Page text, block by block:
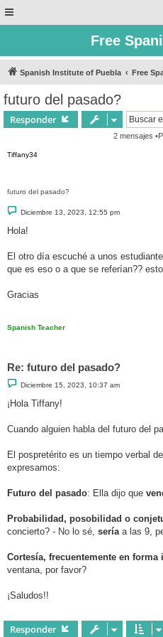
Free
Spanish Institute of Puebla Free
futuro del pasado?
Responder
2 mensajes
Tiffany34
futuro del pasado?
M
e
n
s
e
Diciembre 13, 2023, 12:55 pm
Hola!
El otro día escuché a unos
que es eso o a que se referían??
Gracias
Spanish Teacher
Re: futuro del pasado?
M
e
n
s
e
Diciembre 15, 2023, 10:37 am
¡Hola Tiffany!
Cuando alguien habla del futuro del
El pospretérito es un tiempo verbal
expresamos:
Futuro del pasado: Ella dijo que
Probabilidad, posobilidad o
concierto? - No lo sé, seríaa las 9,
Cortesía, frecuentemente en forma
ventana, por favor?
¡Saludos!!
Responder